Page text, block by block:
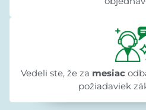
Vedeli ste, že za mesiac
požiadaviek